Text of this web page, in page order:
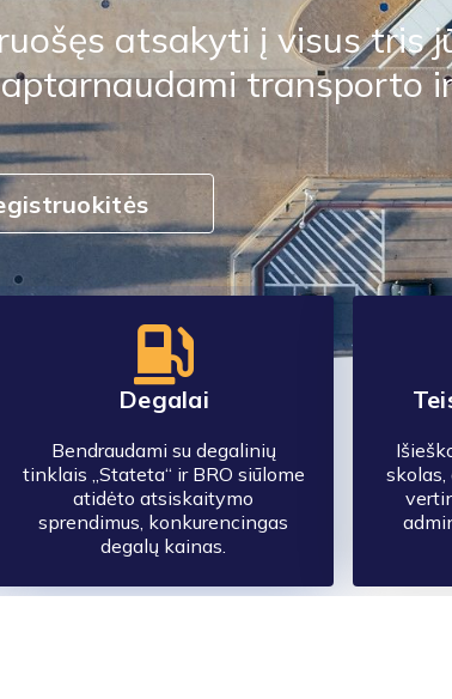
atsakyti į visus tris
transporto
Degalai
Bendraudami su degalinių
tinklais „Stateta“ ir BRO siūlome
atidėto atsiskaitymo
sprendimus, konkurencingas
degalų kainas.
skolas,